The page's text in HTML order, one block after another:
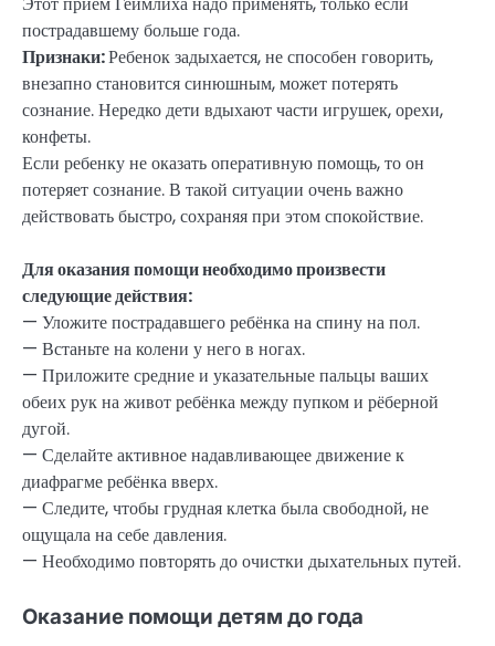
пострадавшему больше года.
Признаки:Ребенок задыхается, не способен говорить,
внезапно становится синюшным, может потерять
сознание. Нередко дети вдыхают части игрушек, орехи,
конфеты.
Если ребенку не оказать оперативную помощь, то он
потеряет сознание. В такой ситуации очень важно
действовать быстро, сохраняя при этом спокойствие.
Для оказания помощи необходимо произвести
следующие действия:
— Уложите пострадавшего ребёнка на спину на пол.
— Встаньте на колени у него в ногах.
— Приложите средние и указательные пальцы ваших
обеих рук на живот ребёнка между пупком и рёберной
дугой.
— Сделайте активное надавливающее движение к
диафрагме ребёнка вверх.
— Следите, чтобы грудная клетка была свободной, не
ощущала на себе давления.
— Необходимо повторять до очистки дыхательных путей.
Оказание помощи детям до года